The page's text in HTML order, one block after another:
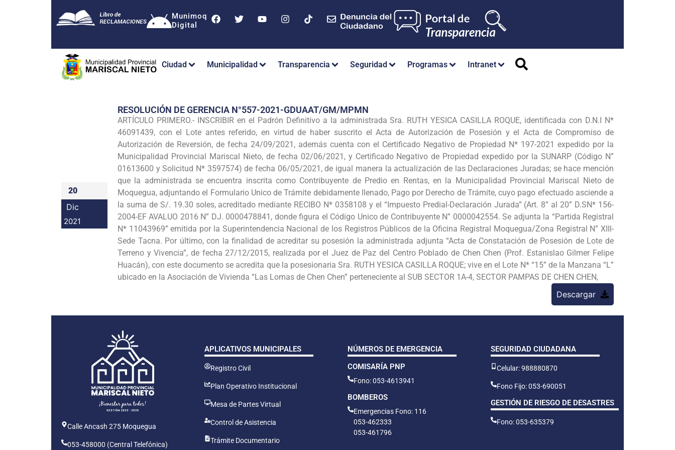
Munimoq
Digital
Ciudad Municipalidad Transparencia Seguridad Programas Intranet
20
Dic
2021
RESOLUCIÓN DE GERENCIA N°557-2021-GDUAAT/GM/MPMN
ARTÍCULO PRIMERO.- INSCRIBIR en el Padrón Definitivo a la administrada Sra. RUTH YESICA CASILLA ROQUE, identificada con D.N.I N*
46091439, con el Lote antes referido, en virtud de haber suscrito el Acta de Autorización de Posesión y el Acta de Compromiso de
Autorización de Reversión, de fecha 24/09/2021, además cuenta con el Certificado Negativo de Propiedad N* 197-2021 expedido por la
Municipalidad Provincial Mariscal Nieto, de fecha 02/06/2021, y Certificado Negativo de Propiedad expedido por la SUNARP (Código N”
01613600 y Solicitud N* 3597574) de fecha 06/05/2021, de igual manera la actualización de las Declaraciones Juradas; se hace mención
que la administrada se encuentra inscrita como Contribuyente de Predio en Rentas, en la Municipalidad Provincial Mariscal Nieto de
Moquegua, adjuntando el Formulario Unico de Trámite debidamente llenado, Pago por Derecho de Trámite, cuyo pago efectuado asciende a
la suma de S/. 19.30 soles, acreditado mediante RECIBO N* 0358108 y el “Impuesto Predial-Declaración Jurada” (Art. 8” al 20” D.SN* 156-
2004-EF AVALUO 2016 N” DJ. 0000478841, donde figura el Código Unico de Contribuyente N” 0000042554. Se adjunta la “Partida Registral
N* 11043969” emitida por la Superintendencia Nacional de los Registros Públicos de la Oficina Registral Moquegua/Zona Registral N” XIIl-
Sede Tacna. Por último, con la finalidad de acreditar su posesión la administrada adjunta “Acta de Constatación de Posesión de Lote de
Terreno y Vivencia”, de fecha 27/12/2015, realizada por el Juez de Paz del Centro Poblado de Chen Chen (Prof. Estanislao Gilmer Felipe
Huacán), con este documento se acredita que la posesionaria Sra. RUTH YESICA CASILLA ROQUE; vive en el Lote N* “15” de la Manzana “L”
ubicado en la Asociación de Vivienda “Las Lomas de Chen Chen” perteneciente al SUB SECTOR 1A-4, SECTOR PAMPAS DE CHEN CHEN,
Descargar
Calle Ancash 275 Moquegua
053-458000 (Central Telefónica)
APLICATIVOS MUNICIPALES
Registro Civil
Plan Operativo Institucional
Mesa de Partes Virtual
Control de Asistencia
Trámite Documentario
NÚMEROS DE EMERGENCIA
COMISARÍA PNP
Fono: 053-4613941
BOMBEROS
Emergencias Fono: 116
053-462333
053-461796
SEGURIDAD CIUDADANA
Celular: 988880870
Fono Fijo: 053-690051
GESTIÓN DE RIESGO DE DESASTRES
Fono: 053-635379